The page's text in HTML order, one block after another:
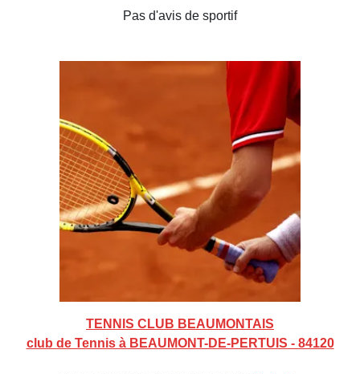
Pas d'avis de sportif
TENNIS CLUB BEAUMONTAIS
club de Tennis à BEAUMONT-DE-PERTUIS - 84120